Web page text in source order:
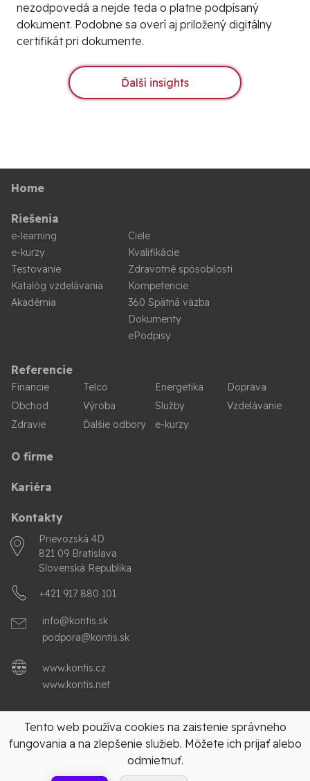
nezodpovedá a nejde teda o platne podpísaný
dokument. Podobne sa overí aj priložený digitálny
certifikát pri dokumente.
Ďalší insights
Home
Riešenia
e-learning
e-kurzy
Testovanie
Katalóg vzdelávania
Akadémia
Ciele
Kvalifikácie
Zdravotné spôsobilosti
Kompetencie
360 Spätná väzba
Dokumenty
ePodpisy
Referencie
Financie Telco Energetika
Doprava
Obchod
Výroba Služby
Vzdelávanie
Zdravie
Ďalšie odbory e-kurzy
O firme
Kariéra
Kontakty
Prievozská 4D
821 09 Bratislava
Slovenská Republika
+421 917 880 101
info@kontis.sk
podpora@kontis.sk
www.kontis.cz
www.kontis.net
Tento web používa cookies na zaistenie správneho
fungovania a na zlepšenie služieb. Môžete ich prijať alebo
odmietnuť.